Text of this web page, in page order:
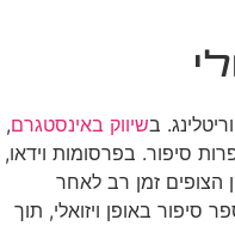
בשיווק באינסטגרם,
סיפור. בפרסומות וידאו,
הצופים זמן רב לאחר
סיפור באופן ויזואלי, תוך